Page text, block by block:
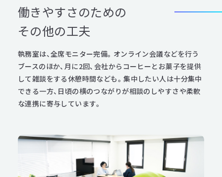
働きやすさのための
その他の工夫
執務室は、全席モニター完備。オンライン会議などを行う
ブースのほか、月に2回、会社からコーヒーとお菓子を提供
して雑談をする休憩時間なども。集中したい人は十分集中
できる一方、日頃の横のつながりが相談のしやすさや柔軟
な連携に寄与しています。